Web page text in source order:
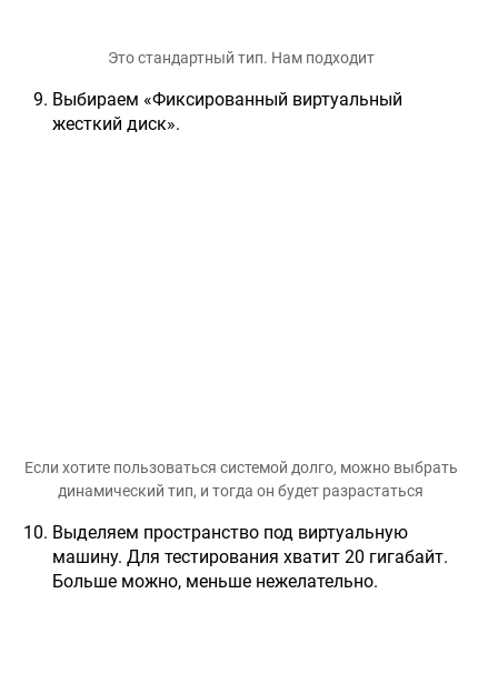
Это стандартный тип. Нам подходит
Выбираем «Фиксированный виртуальный
жесткий диск».
Если хотите пользоваться системой долго, можно выбрать
динамический тип, и тогда он будет разрастаться
Выделяем пространство под виртуальную
машину. Для тестирования хватит 20 гигабайт.
Больше можно, меньше нежелательно.